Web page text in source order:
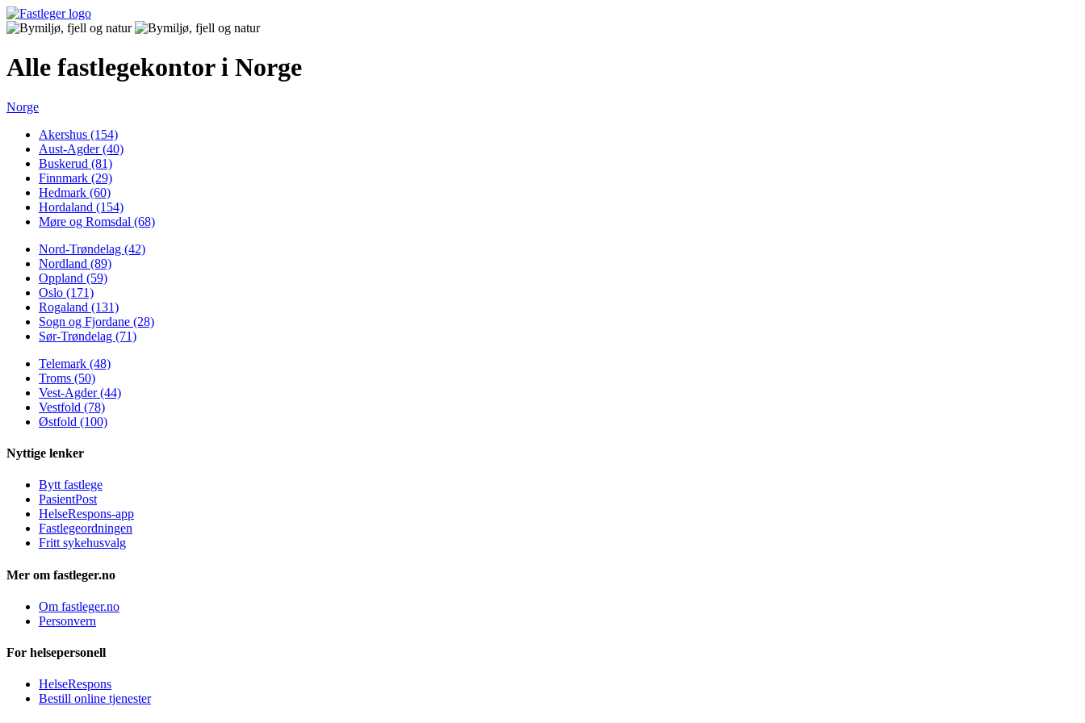
Alle fastlegekontor i Norge
Norge
Akershus (154)
Aust-Agder (40)
Buskerud (81)
Finnmark (29)
Hedmark (60)
Hordaland (154)
Møre og Romsdal (68)
Nord-Trøndelag (42)
Nordland (89)
Oppland (59)
Oslo (171)
Rogaland (131)
Sogn og Fjordane (28)
Sør-Trøndelag (71)
Telemark (48)
Troms (50)
Vest-Agder (44)
Vestfold (78)
Østfold (100)
Nyttige lenker
Bytt fastlege
PasientPost
HelseRespons-app
Fastlegeordningen
Fritt sykehusvalg
Mer om fastleger.no
Om fastleger.no
Personvern
For helsepersonell
HelseRespons
Bestill online tjenester